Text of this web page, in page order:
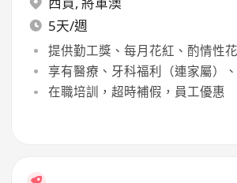
5天/週
提供勤工獎、每月花紅、酌情性
享有醫療、牙科福利（連家屬）
在職培訓，超時補假，員工優惠